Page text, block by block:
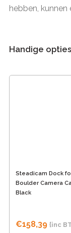
hebben,
Handige
Steadicam Dock
Boulder Camera
Black
€158,39 {inc